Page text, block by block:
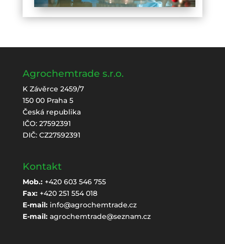
Agrochemtrade s.r.o.
K Závěrce 2459/7
150 00 Praha 5
Česká republika
IČO: 27592391
DIČ: CZ27592391
Kontakt
Mob.:+420 603 546 755
Fax:+420 251 554 018
E-mail: info@agrochemtrade.cz
E-mail: agrochemtrade@seznam.cz